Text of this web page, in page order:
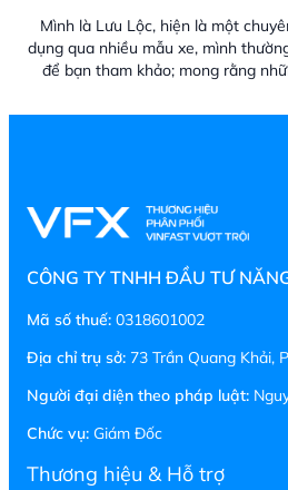
Mình là Lưu Lộc, hiện là một
dụng qua nhiều mẫu xe, mình
để bạn tham khảo; mong rằng
CÔNG TY TNHH ĐẦU TƯ
Mã số thuế: 0318601002
Địa chỉ trụ sở: 73 Trần Quang Khải,
Người đại diện theo pháp luật:
Chức vụ: Giám Đốc
Thương hiệu & Hỗ trợ